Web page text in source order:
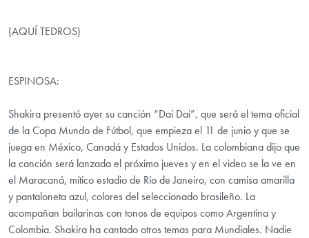
(AQUÍ TEDROS)
ESPINOSA:
Shakira presentó ayer su canción “Dai Dai”, que será el tema oficial
de la Copa Mundo de Fútbol, que empieza el 11 de junio y que se
juega en México, Canadá y Estados Unidos. La colombiana dijo que
la canción será lanzada el próximo jueves y en el video se la ve en
el Maracaná, mítico estadio de Río de Janeiro, con camisa amarilla
y pantaloneta azul, colores del seleccionado brasileño. La
acompañan bailarinas con tonos de equipos como Argentina y
Colombia. Shakira ha cantado otros temas para Mundiales. Nadie